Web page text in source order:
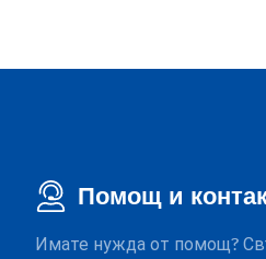
Помощ и
Имате нужда от помощ?